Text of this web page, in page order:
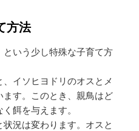
方法
という少し特殊な子育て方
イソヒヨドリのオスとメ
す。このとき、親鳥はど
餌を与えます。
況は変わります。オスと